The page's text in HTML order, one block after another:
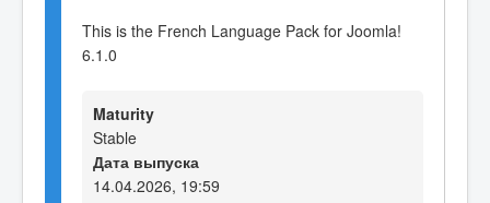
This is the French Language Pack for Joomla!
6.1.0
Maturity
Stable
Дата выпуска
14.04.2026, 19:59